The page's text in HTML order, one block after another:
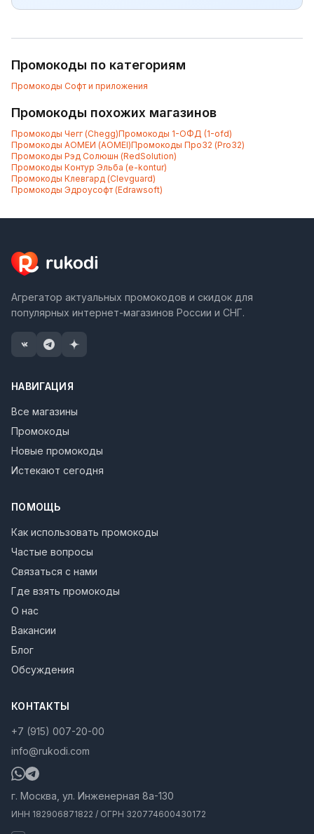
Промокоды по категориям
Промокоды Софт и приложения
Промокоды похожих магазинов
Промокоды Чегг (Chegg)Промокоды 1-ОФД (1-ofd)
Промокоды АОМЕИ (AOMEI)Промокоды Про32 (Pro32)
Промокоды Рэд Солюшн (RedSolution)
Промокоды Контур Эльба (e-kontur)
Промокоды Клевгард (Clevguard)
Промокоды Эдроусофт (Edrawsoft)
Агрегатор актуальных промокодов и скидок для
популярных интернет-магазинов России и СНГ.
НАВИГАЦИЯ
Все магазины
Промокоды
Новые промокоды
Истекают сегодня
ПОМОЩЬ
Как использовать промокоды
Частые вопросы
Связаться с нами
Где взять промокоды
О нас
Вакансии
Блог
Обсуждения
КОНТАКТЫ
+7 (915) 007-20-00
info@rukodi.com
г. Москва, ул. Инженерная 8а-130
ИНН 182906871822 / ОГРН 320774600430172